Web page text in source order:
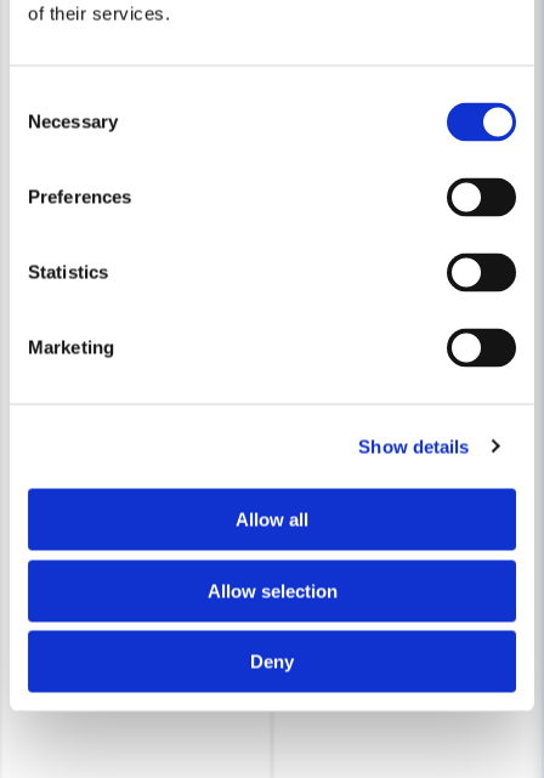
of their services.
Selection
Necessary
Preferences
Statistics
Marketing
Show details
Allow all
Allow selection
Deny